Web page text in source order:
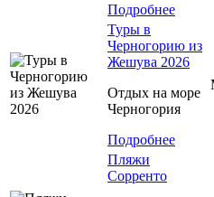
Подробнее
Туры в
Черногорию из
Жешува 2026
Отдых на море
Черногория
Подробнее
Пляжи
Сорренто